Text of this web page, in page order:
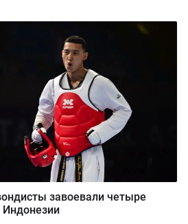
завоевали четыре
Индонезии